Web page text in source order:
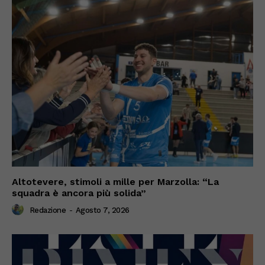
Altotevere, stimoli a mille per Marzolla: “La
squadra è ancora più solida”
Redazione - Agosto 7, 2026